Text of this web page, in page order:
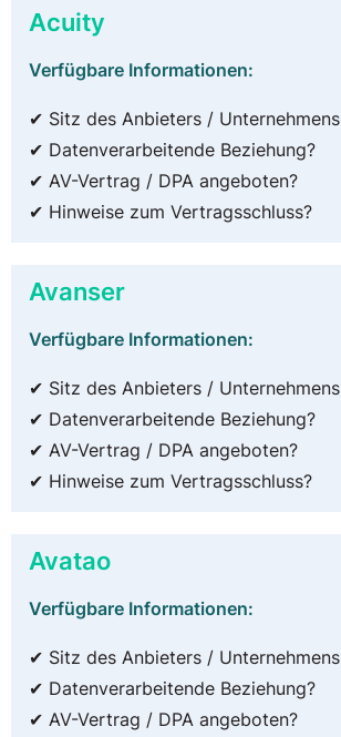
Acuity
Verfügbare Informationen:
✔ Sitz des Anbieters / Unternehmens
✔ Datenverarbeitende Beziehung?
✔ AV-Vertrag / DPA angeboten?
✔ Hinweise zum Vertragsschluss?
Avanser
Verfügbare Informationen:
✔ Sitz des Anbieters / Unternehmens
✔ Datenverarbeitende Beziehung?
✔ AV-Vertrag / DPA angeboten?
✔ Hinweise zum Vertragsschluss?
Avatao
Verfügbare Informationen:
✔ Sitz des Anbieters / Unternehmens
✔ Datenverarbeitende Beziehung?
✔ AV-Vertrag / DPA angeboten?